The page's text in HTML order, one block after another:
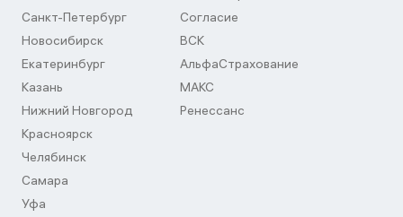
Санкт-Петербург
Новосибирск
Екатеринбург
Казань
Нижний Новгород
Красноярск
Челябинск
Самара
Уфа
Согласие
ВСК
АльфаСтрахование
МАКС
Ренессанс